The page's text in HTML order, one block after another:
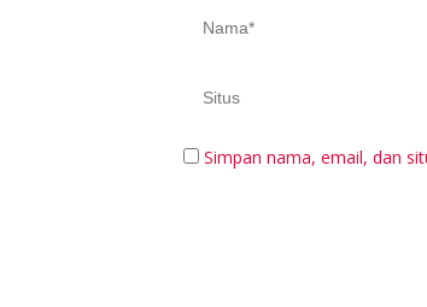
Simpan nama, email, dan